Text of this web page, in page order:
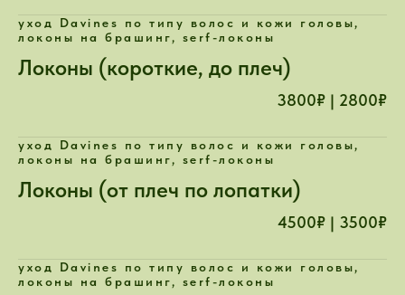
уход Davines по типу волос и кожи головы,
локоны на брашинг, serf-локоны
Локоны (короткие, до плеч)
3800₽ | 2800₽
уход Davines по типу волос и кожи головы,
локоны на брашинг, serf-локоны
Локоны (от плеч по лопатки)
4500₽ | 3500₽
уход Davines по типу волос и кожи головы,
локоны на брашинг, serf-локоны